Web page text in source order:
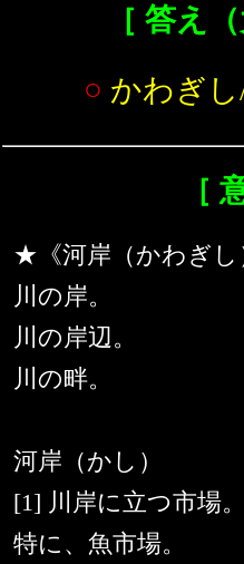
［ 答え
○ かわぎ
［
★《河岸（かわぎし
川の岸。
川の岸辺。
川の畔。
河岸（かし）
[1] 川岸に立つ市場。
特に、魚市場。